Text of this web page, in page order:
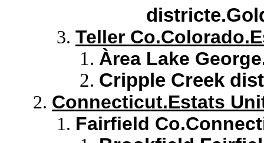
Teller
Àrea Lake
Cripple Creek
Connecticut.Estats
Fairfield